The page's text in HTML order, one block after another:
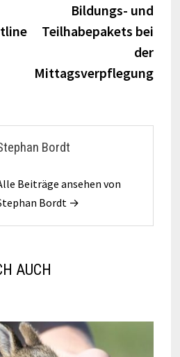
Bildungs- und
Teilhabepakets bei
der
Mittagsverpflegung
Bordt
Beiträge ansehen von
Bordt →
AUCH